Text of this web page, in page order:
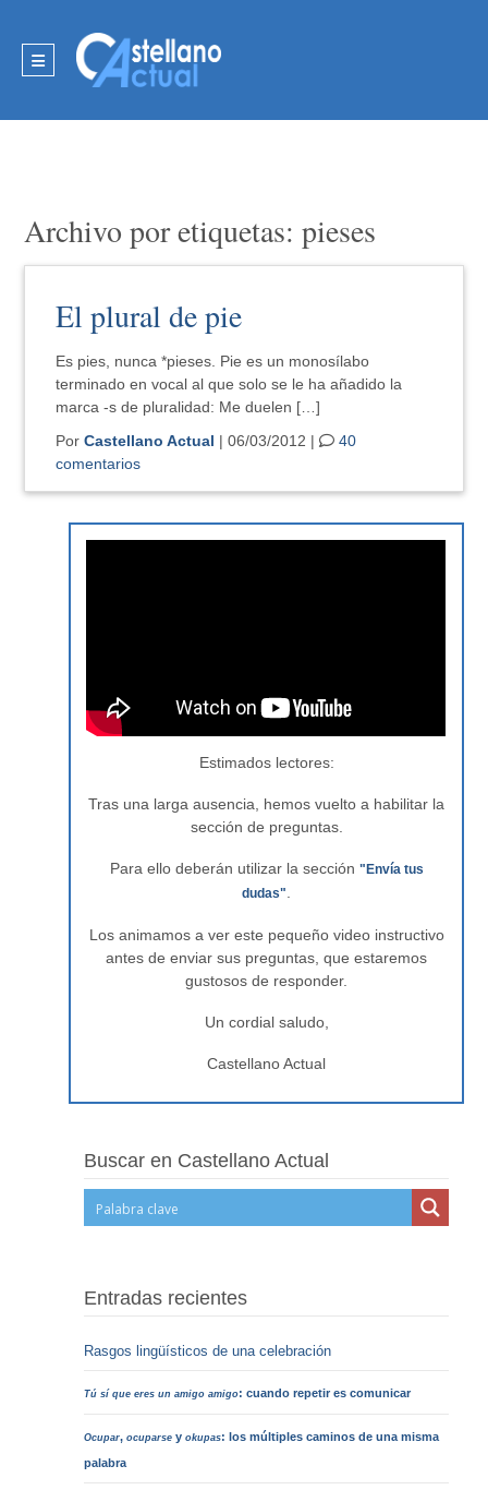
Archivo por etiquetas: pieses
El plural de pie
Es pies, nunca *pieses. Pie es un monosílabo
terminado en vocal al que solo se le ha añadido la
marca -s de pluralidad: Me duelen […]
PorCastellano Actual | 06/03/2012 |
40
comentarios
Estimados lectores:
Tras una larga ausencia, hemos vuelto a habilitar la
sección de preguntas.
Para ello deberán utilizar la sección "Envía tus
dudas"
Los animamos a ver este pequeño video instructivo
antes de enviar sus preguntas, que estaremos
gustosos de responder.
Un cordial saludo,
Castellano Actual
Buscar en Castellano Actual
Entradas recientes
Rasgos lingüísticos de una celebración
Tú sí que eres un amigo amigo: cuando repetir es comunicar
Ocupar,ocuparse yokupas: los múltiples caminos de una misma
palabra